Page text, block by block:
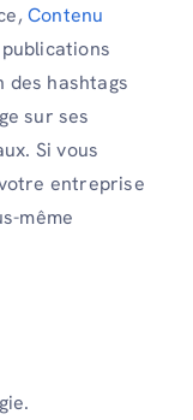
Contenu
des hashtags
sur ses
Si vous
entreprise
même